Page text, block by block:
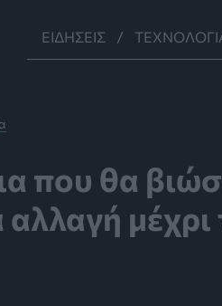
ΕΙΔΉΣΕΙΣ
που θα
αλλαγή μέχρι